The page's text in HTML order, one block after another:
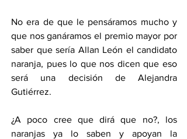
No era de que le pensáramos mucho y
que nos ganáramos el premio mayor por
saber que sería Allan León el candidato
naranja, pues lo que nos dicen que eso
será una decisión de Alejandra
Gutiérrez.
¿A poco cree que dirá que no?, los
naranjas ya lo saben y apoyan la